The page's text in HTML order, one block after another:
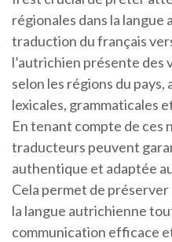
régionales dans la langue
traduction du français
l’autrichien présente des
selon les régions du
lexicales, grammaticales
En tenant compte de ces
traducteurs peuvent
authentique et adaptée
Cela permet de préserver
la langue autrichienne
communication efficace